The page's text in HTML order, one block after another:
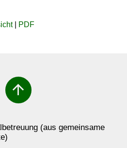
| PDF
arrow_upward
(aus gemeinsame